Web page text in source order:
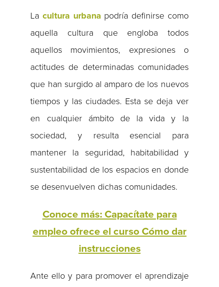
Lacultura urbana podría definirse como
aquella cultura que engloba todos
aquellos movimientos, expresiones o
actitudes de determinadas comunidades
que han surgido al amparo de los nuevos
tiempos y las ciudades. Esta se deja ver
en cualquier ámbito de la vida y la
sociedad, y resulta esencial para
mantener la seguridad, habitabilidad y
sustentabilidad de los espacios en donde
se desenvuelven dichas comunidades.
Conoce más: Capacítate para
empleo ofrece el curso Cómo dar
instrucciones
Ante ello y para promover el aprendizaje